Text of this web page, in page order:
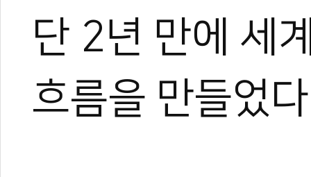
단 2년 만에 세
흐름을 만들었